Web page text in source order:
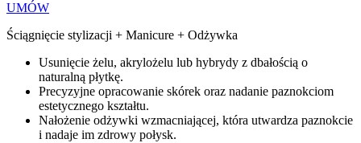
UMÓW
Ściągnięcie stylizacji + Manicure + Odżywka
Usunięcie żelu, akrylożelu lub hybrydy z dbałością o
naturalną płytkę.
Precyzyjne opracowanie skórek oraz nadanie paznokciom
estetycznego kształtu.
Nałożenie odżywki wzmacniającej, która utwardza paznokcie
i nadaje im zdrowy połysk.